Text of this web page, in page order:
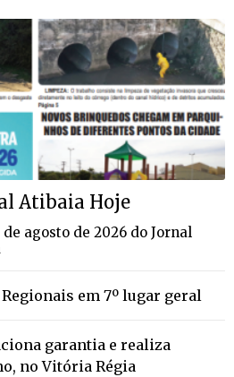
Atibaia Hoje
de agosto de 2026 do Jornal
em 7º lugar geral
garantia e realiza
no Vitória Régia